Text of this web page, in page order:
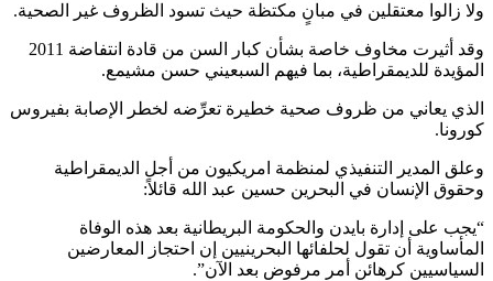
ولا زالوا معتقلين في مبانٍ مكتظة حيث تسود الظروف غير الصحية.
وقد أثيرت مخاوف خاصة بشأن كبار السن من قادة انتفاضة 2011
المؤيدة للديمقراطية، بما فيهم السبعيني حسن مشيمع.
الذي يعاني من ظروف صحية خطيرة تعرِّضه لخطر الإصابة بفيروس
كورونا.
وعلق المدير التنفيذي لمنظمة امريكيون من أجل الديمقراطية
وحقوق الإنسان في البحرين حسين عبد الله قائلاً:
“يجب على إدارة بايدن والحكومة البريطانية بعد هذه الوفاة
المأساوية أن تقول لحلفائها البحرينيين إن احتجاز المعارضين
السياسيين كرهائن أمر مرفوض بعد الآن”.